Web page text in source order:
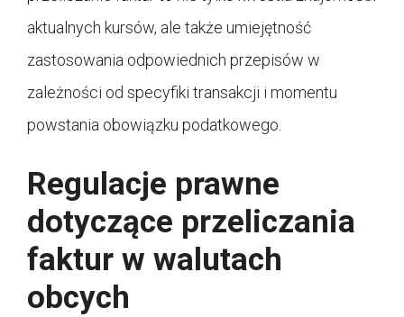
aktualnych kursów, ale także umiejętność
zastosowania odpowiednich przepisów w
zależności od specyfiki transakcji i momentu
powstania obowiązku podatkowego.
Regulacje prawne
dotyczące przeliczania
faktur w walutach
obcych